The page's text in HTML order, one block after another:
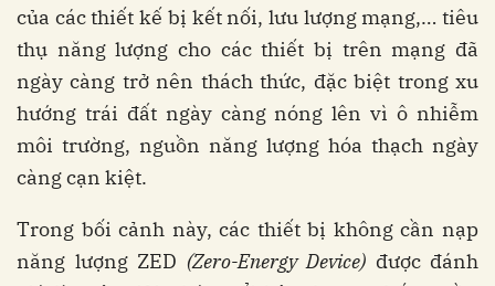
của các thiết kế bị kết nối, lưu lượng mạng,… tiêu
thụ năng lượng cho các thiết bị trên mạng đã
ngày càng trở nên thách thức, đặc biệt trong xu
hướng trái đất ngày càng nóng lên vì ô nhiễm
môi trường, nguồn năng lượng hóa thạch ngày
càng cạn kiệt.
Trong bối cảnh này, các thiết bị không cần nạp
năng lượng ZED (Zero-Energy Device) được đánh